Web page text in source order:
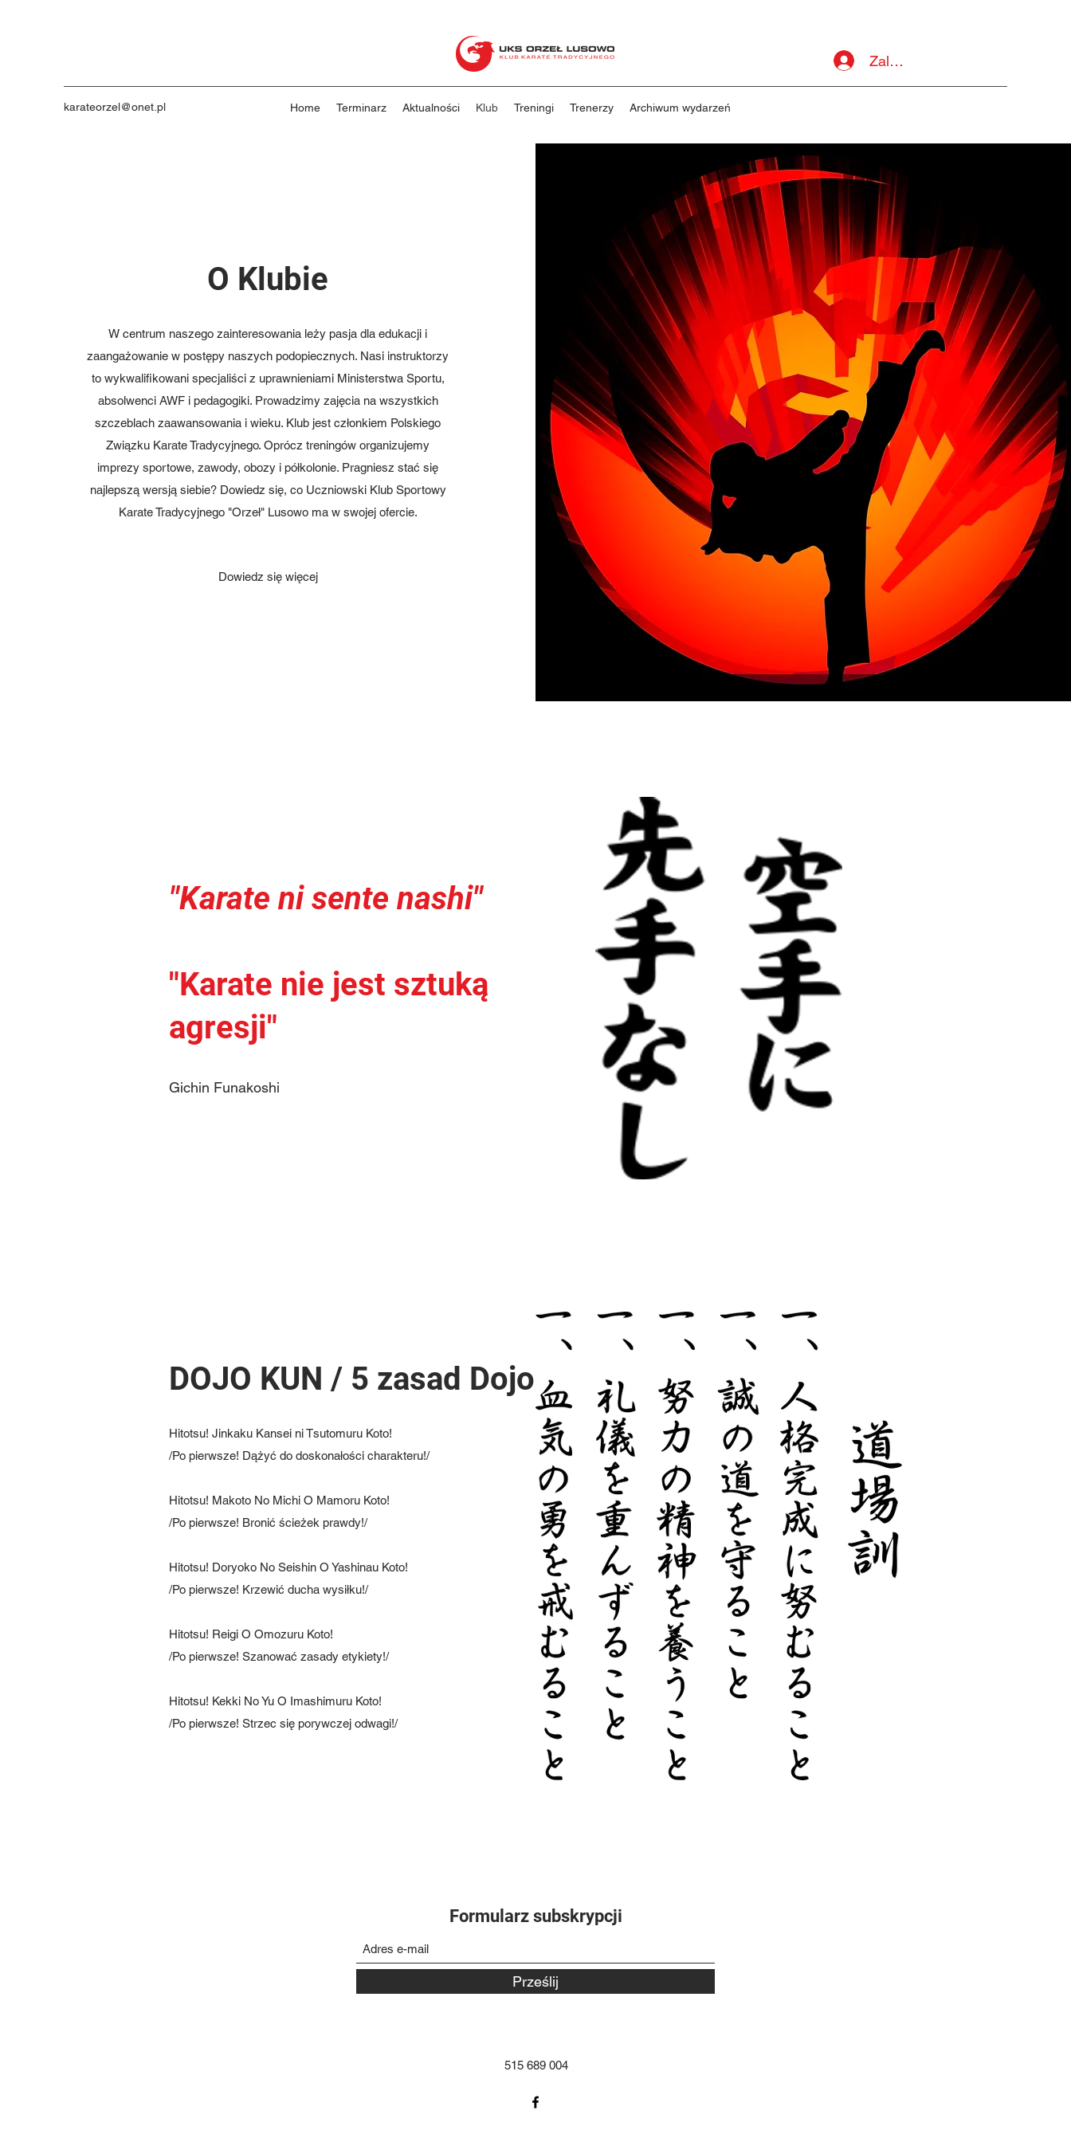
karateorzel@onet.pl Home Terminarz Aktualności Klub Treningi Trenerzy Archiwum wydarzeń
Zaloguj się
O Klubie
W centrum naszego zainteresowania leży pasja dla edukacji i
zaangażowanie w postępy naszych podopiecznych. Nasi instruktorzy
to wykwalifikowani specjaliści z uprawnieniami Ministerstwa Sportu,
absolwenci AWF i pedagogiki. Prowadzimy zajęcia na wszystkich
szczeblach zaawansowania i wieku. Klub jest członkiem Polskiego
Związku Karate Tradycyjnego. Oprócz treningów organizujemy
imprezy sportowe, zawody, obozy i półkolonie. Pragniesz stać się
najlepszą wersją siebie? Dowiedz się, co Uczniowski Klub Sportowy
Karate Tradycyjnego "Orzeł" Lusowo ma w swojej ofercie.
Dowiedz się więcej
"Karate ni sente nashi"
"Karate nie jest sztuką
agresji"
Gichin Funakoshi
DOJO KUN / 5 zasad Dojo
Hitotsu! Jinkaku Kansei ni Tsutomuru Koto!
/Po pierwsze! Dążyć do doskonałości charakteru!/
Hitotsu! Makoto No Michi O Mamoru Koto!
/Po pierwsze! Bronić ścieżek prawdy!/
Hitotsu! Doryoko No Seishin O Yashinau Koto!
/Po pierwsze! Krzewić ducha wysiłku!/
Hitotsu! Reigi O Omozuru Koto!
/Po pierwsze! Szanować zasady etykiety!/
Hitotsu! Kekki No Yu O Imashimuru Koto!
/Po pierwsze! Strzec się porywczej odwagi!/
Formularz subskrypcji
Prześlij
515 689 004